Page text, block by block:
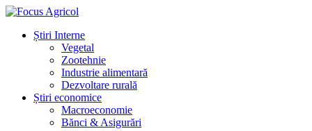
Știri Interne
Vegetal
Zootehnie
Industrie alimentară
Dezvoltare rurală
Știri economice
Macroeconomie
Bănci & Asigurări